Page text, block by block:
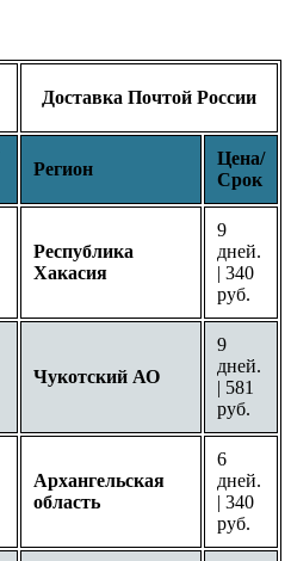
Доставка Почтой России
Регион
Цена/
Срок
Республика
Хакасия
9
дней.
| 340
руб.
Чукотский АО
9
дней.
| 581
руб.
Архангельская
область
6
дней.
| 340
руб.